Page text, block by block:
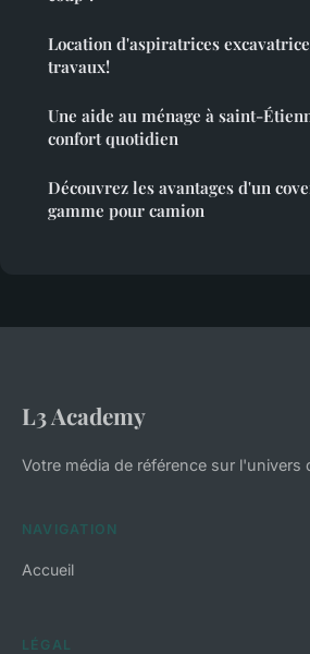
Location d'aspiratrices
travaux!
Une aide au ménage à saint-
confort quotidien
Découvrez les avantages d'un
gamme pour camion
L3 Academy
Votre média de référence sur l'univers
NAVIGATION
Accueil
LÉGAL